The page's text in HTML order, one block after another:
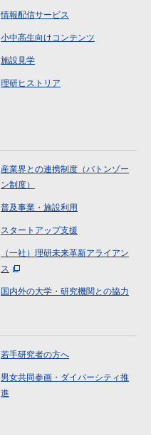
情報配信サービス
小中高生向けコンテンツ
施設見学
理研ヒストリア
産業界との連携制度（バトンゾー
ン制度）
普及事業・施設利用
スタートアップ支援
（一社）理研未来革新アライアン
ス
国内外の大学・研究機関との協力
若手研究者の方へ
男女共同参画・ダイバーシティ推
進